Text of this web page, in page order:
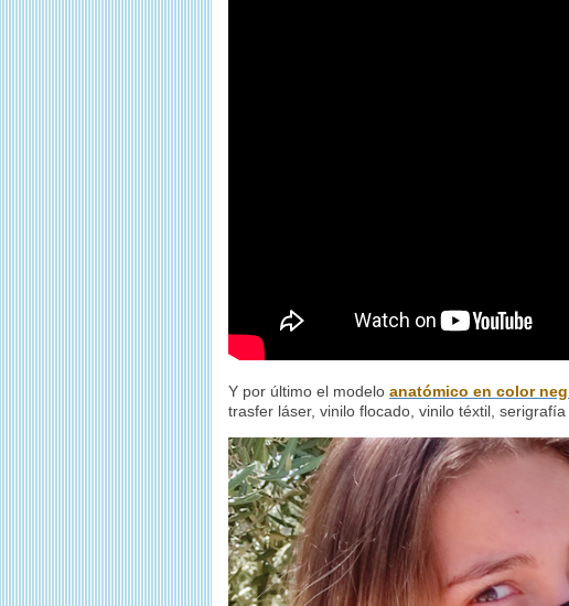
Y por último el modelo anatómico en color
trasfer láser, vinilo flocado, vinilo téxtil,